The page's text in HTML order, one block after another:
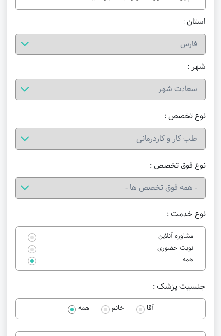
استان :
شهر :
نوع خدمت :
مشاوره آنلاین
نوبت حضوری
همه
نوع تخصص :
نوع فوق تخصص :
جنسیت پزشک :
آقا خانم همه